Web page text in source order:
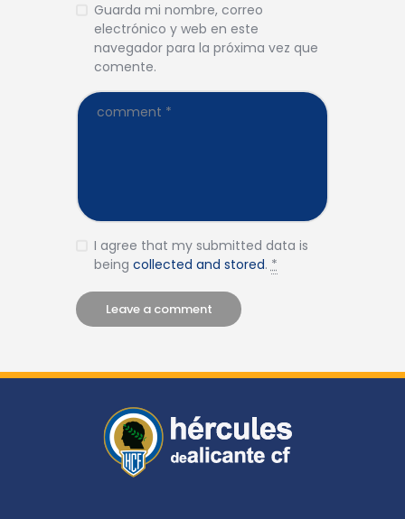
Guarda mi nombre, correo
electrónico y web en este
navegador para la próxima vez que
comente.
I agree that my submitted data is
being collected and stored.*